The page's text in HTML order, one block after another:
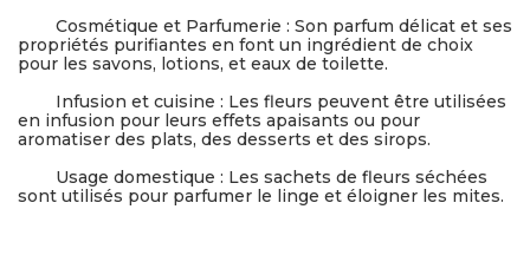
Cosmétique et Parfumerie : Son parfum délicat et ses
propriétés purifiantes en font un ingrédient de choix
pour les savons, lotions, et eaux de toilette.
Infusion et cuisine : Les fleurs peuvent être utilisées
en infusion pour leurs effets apaisants ou pour
aromatiser des plats, des desserts et des sirops.
Usage domestique : Les sachets de fleurs séchées
sont utilisés pour parfumer le linge et éloigner les mites.